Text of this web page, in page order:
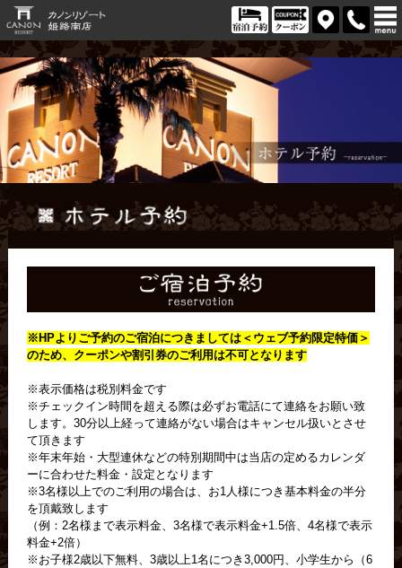
※HPよりご予約のご宿泊につきましては＜ ウェブ予約限定特価＞
のため、クーポンや割引券のご利用は不可となります
※表示価格は税別料金です
※チェックイン時間を超える際は必ずお電話にて連絡をお願い致
します。30分以上経って連絡がない場合はキャンセル扱いとさせ
て頂きます
※年末年始・大型連休などの特別期間中は当店の定めるカレンダ
ーに合わせた料金・設定となります
※3名様以上でのご利用の場合は、お1人様につき基本料金の半分
を頂戴致します
（例：2名様まで表示料金、3名様で表示料金+1.5倍、4名様で表示
料金+2倍）
※お子様2歳以下無料、3歳以上1名につき3,000円、小学生から（6